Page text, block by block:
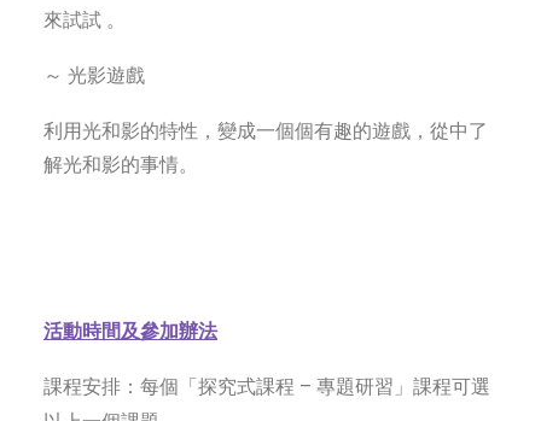
來試試 。
～ 光影遊戲
利用光和影的特性，變成一個個有趣的遊戲，從中了
解光和影的事情。
活動時間及參加辦法
課程安排：每個「探究式課程 – 專題研習」課程可選